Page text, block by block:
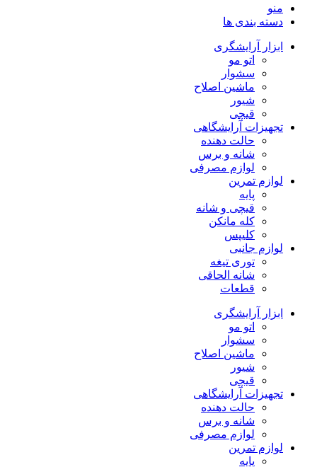
منو
دسته بندی ها
ابزار آرایشگری
اتو مو
سشوار
ماشین اصلاح
شیور
قیچی
تجهیزات آرایشگاهی
حالت دهنده
شانه و برس
لوازم مصرفی
لوازم تمرین
پایه
قیچی و شانه
کله مانکن
کلیپس
لوازم جانبی
توری تیغه
شانه الحاقی
قطعات
ابزار آرایشگری
اتو مو
سشوار
ماشین اصلاح
شیور
قیچی
تجهیزات آرایشگاهی
حالت دهنده
شانه و برس
لوازم مصرفی
لوازم تمرین
پایه